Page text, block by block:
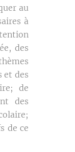
au
à
des
et des
de
des
de ce